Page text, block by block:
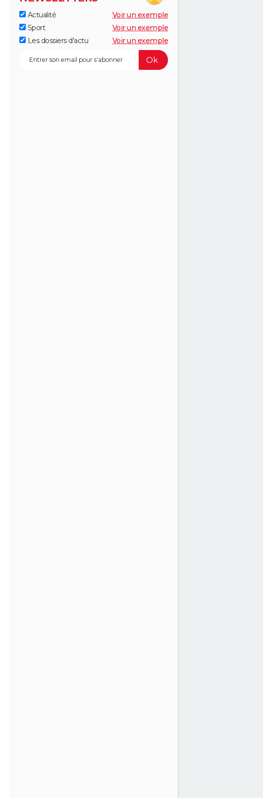
Actualité
Voir un exemple
Sport
Voir un exemple
Les dossiers d'actu
Voir un exemple